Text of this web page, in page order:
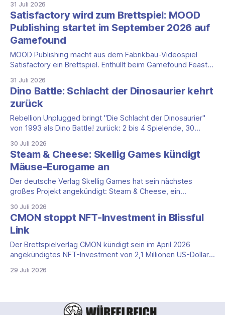
das Bomb Busters Upgrade Kit: ein Paket, das die Papp-
Kabelsteine des Grundspiels gegen hochwertigere Acryl-
Kabelsteine tauscht und elf neue Missionen mitliefert. Die
entscheidende
31 Juli 2026
Satisfactory wird zum Brettspiel: MOOD
Publishing startet im September 2026 auf
Gamefound
MOOD Publishing macht aus dem Fabrikbau-Videospiel
Satisfactory ein Brettspiel. Enthüllt beim Gamefound Feast,
Crowdfunding-Kampagne auf Gamefound starten. Der
Verlag arbeitet dafür mit Coffee Stain Studios und Coffee
Stain Publishing zusammen, den Machern der Videospiel-
Vorlage. Satisfactory Brettspiel auf einen
31 Juli 2026
Dino Battle: Schlacht der Dinosaurier kehrt
zurück
Rebellion Unplugged bringt "Die Schlacht der Dinosaurier"
von 1993 als Dino Battle! zurück: 2 bis 4 Spielende, 30
30 Juli 2026
Steam & Cheese: Skellig Games kündigt
Mäuse-Eurogame an
Der deutsche Verlag Skellig Games hat sein nächstes
großes Projekt angekündigt: Steam & Cheese, ein
Welt riesige Käsefabriken betreiben. Die zugehörige
Gamefound-Kampagne läuft noch nicht, sie soll laut Verlag
bald starten. Die Eckdaten auf einen Blick * Verlag: Skellig
Games * Designer: Alexander
30 Juli 2026
CMON stoppt NFT-Investment in Blissful
Link
Der Brettspielverlag CMON kündigt sein im April 2026
angekündigtes NFT-Investment von 2,1 Millionen US-Dollar
Blockchain zurück.
29 Juli 2026